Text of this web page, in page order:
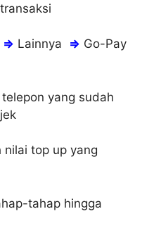
⇒ Lainnya ⇒ Go-Pay
yang sudah
nilai top up yang
tahap hingga